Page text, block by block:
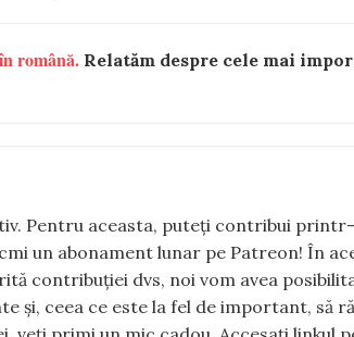
română. Relatăm despre cele mai
Pentru aceasta, puteți contribui
un abonament lunar pe Patreon! În
contribuției dvs, noi vom avea
și, ceea ce este la fel de important, să